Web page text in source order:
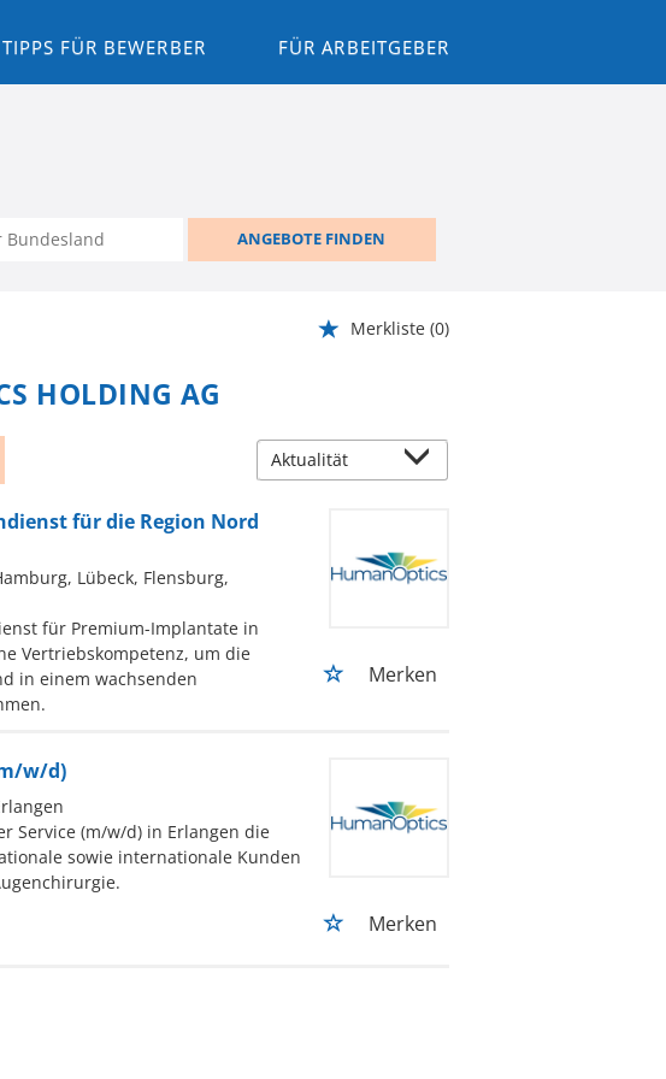
TIPPS FÜR BEWERBER FÜR ARBEITGEBER
ANGEBOTE FINDEN
Merkliste (0)
HOLDING AG
für die Region Nord
Lübeck, Flensburg,
für Premium-Implantate in
Vertriebskompetenz, um die
in einem wachsenden
Merken
w/d)
Service (m/w/d) in Erlangen die
sowie internationale Kunden
Merken